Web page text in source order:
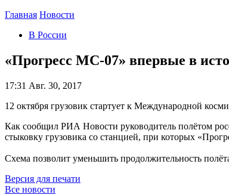
Главная Новости
В России
«Прогресс МС-07» впервые в
17:31 Авг. 30, 2017
12 октября грузовик стартует к Международной
Как сообщил РИА Новости руководитель полётом
стыковку грузовика со станцией, при которых
Схема позволит уменьшить продолжительность
Версия для печати
Все новости